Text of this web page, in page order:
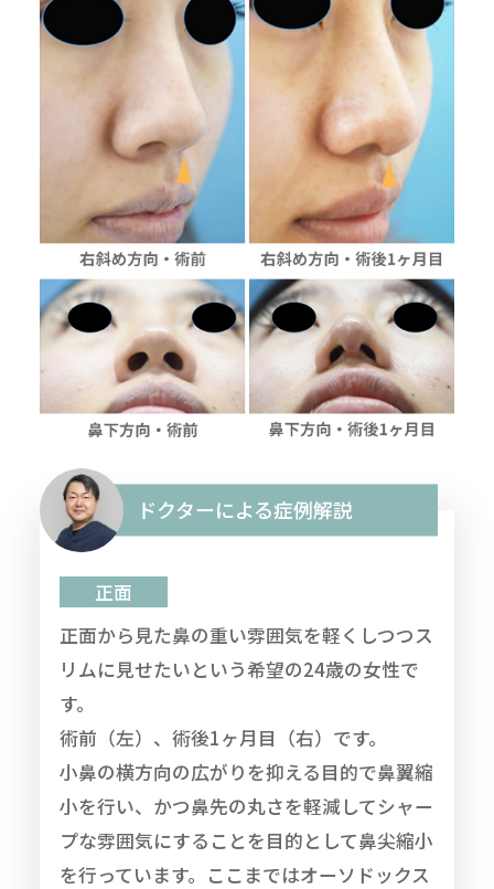
ドクターによる症例解説
正面
正面から見た鼻の重い雰囲気を軽くしつつス
リムに見せたいという希望の24歳の女性で
す。
術前（左）、術後1ヶ月目（右）です。
小鼻の横方向の広がりを抑える目的で鼻翼縮
小を行い、かつ鼻先の丸さを軽減してシャー
プな雰囲気にすることを目的として鼻尖縮小
を行っています。ここまではオーソドックス